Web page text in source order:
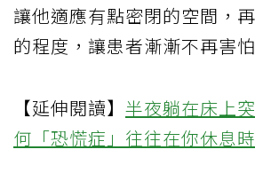
讓他適應有點密閉的空間，
的程度，讓患者漸漸不再害怕
【延伸閱讀】 半夜躺在床上
何「恐慌症」往往在你休息